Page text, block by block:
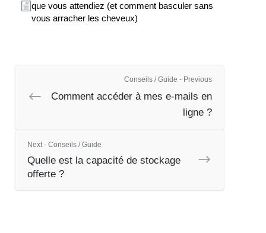
que vous attendiez (et comment basculer sans
vous arracher les cheveux)
Conseils / Guide - Previous
Comment accéder à mes e-mails en
ligne ?
Next - Conseils / Guide
Quelle est la capacité de stockage
offerte ?